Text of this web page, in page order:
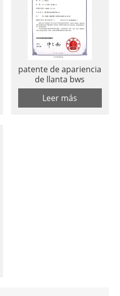
patente de apariencia
de llanta bws
Leer más